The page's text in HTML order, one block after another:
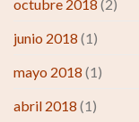
octubre 2018 (2)
junio 2018 (1)
mayo 2018 (1)
abril 2018 (1)